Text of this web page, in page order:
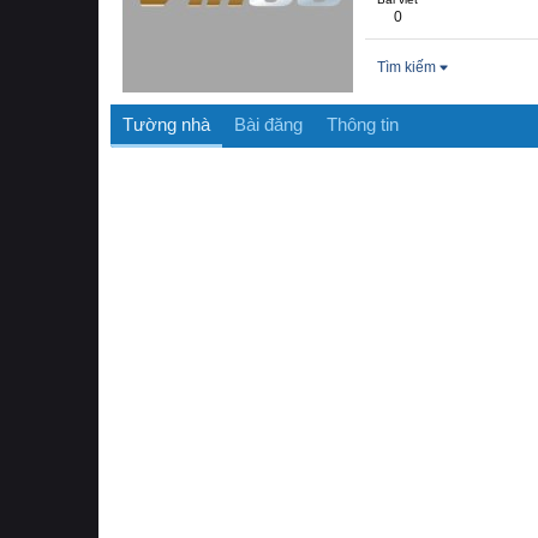
0
Tìm kiếm
Tường nhà Bài đăng Thông tin